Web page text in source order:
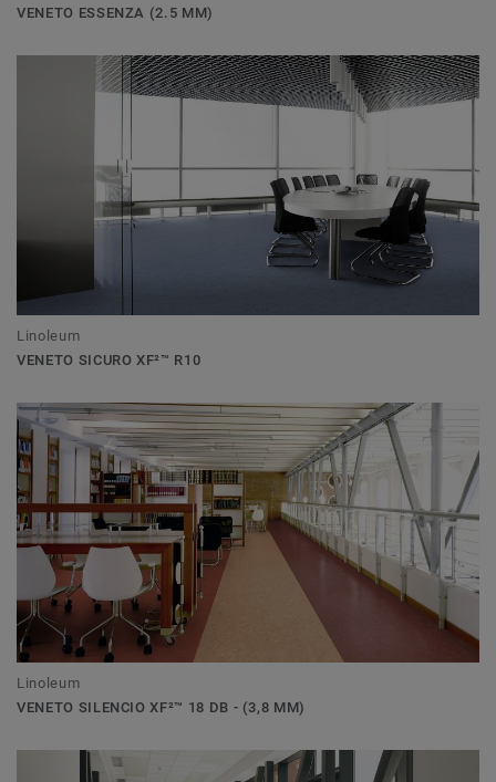
VENETO ESSENZA (2.5 MM)
Linoleum
VENETO SICURO XF²™ R10
Linoleum
VENETO SILENCIO XF²™ 18 DB - (3,8 MM)